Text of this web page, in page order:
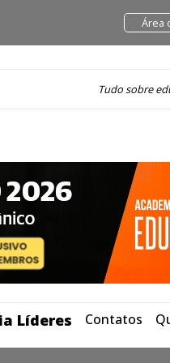
Área
Líderes Contatos